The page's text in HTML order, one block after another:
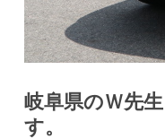
岐阜県のＷ先
す。